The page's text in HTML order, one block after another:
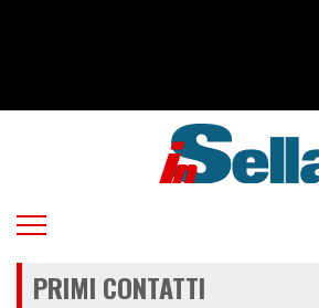
PRIMI CONTATTI